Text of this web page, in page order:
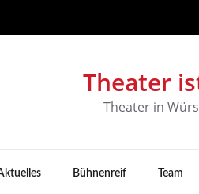
Theater
Theater in
Bühnenreif Team